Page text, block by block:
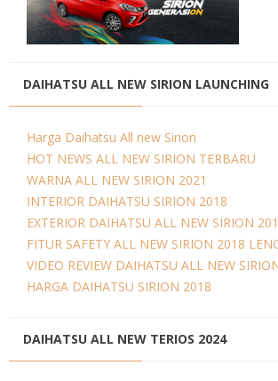
DAIHATSU ALL NEW SIRION LAUNCHING
Harga Daihatsu All new Sirion
HOT NEWS ALL NEW SIRION TERBARU
WARNA ALL NEW SIRION 2021
INTERIOR DAIHATSU SIRION 2018
EXTERIOR DAIHATSU ALL NEW SIRION
FITUR SAFETY ALL NEW SIRION 2018
VIDEO REVIEW DAIHATSU ALL NEW
HARGA DAIHATSU SIRION 2018
DAIHATSU ALL NEW TERIOS 2024